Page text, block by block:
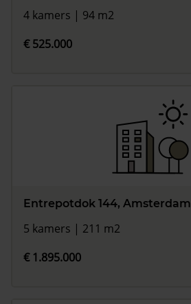
4 kamers | 94 m2
€ 525.000
Entrepotdok 144, Amsterdam
5 kamers | 211 m2
€ 1.895.000